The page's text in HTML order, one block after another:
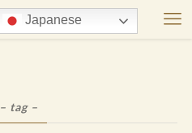
– tag –
Japanese